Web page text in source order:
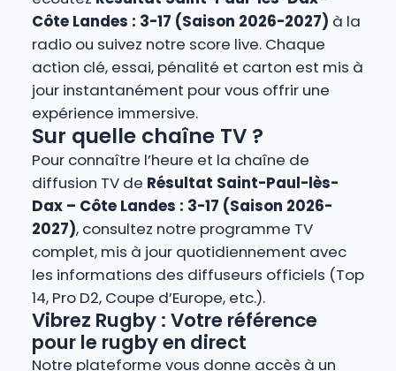
Côte Landes : 3-17 (Saison 2026-2027) à la
radio ou suivez notre score live. Chaque
action clé, essai, pénalité et carton est mis à
jour instantanément pour vous offrir une
expérience immersive.
Sur quelle chaîne TV ?
Pour connaître l’heure et la chaîne de
diffusion TV de Résultat Saint-Paul-lès-
Dax – Côte Landes : 3-17 (Saison 2026-
2027), consultez notre programme TV
complet, mis à jour quotidiennement avec
les informations des diffuseurs officiels (Top
14, Pro D2, Coupe d’Europe, etc.).
Vibrez Rugby : Votre référence
pour le rugby en direct
Notre plateforme vous donne accès à un